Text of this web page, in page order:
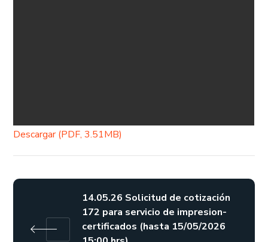
Descargar (PDF, 3.51MB)
14.05.26 Solicitud de cotización
172 para servicio de impresion-
certificados (hasta 15/05/2026